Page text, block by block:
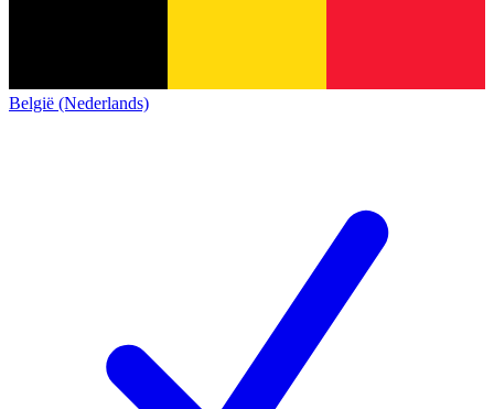
België (Nederlands)